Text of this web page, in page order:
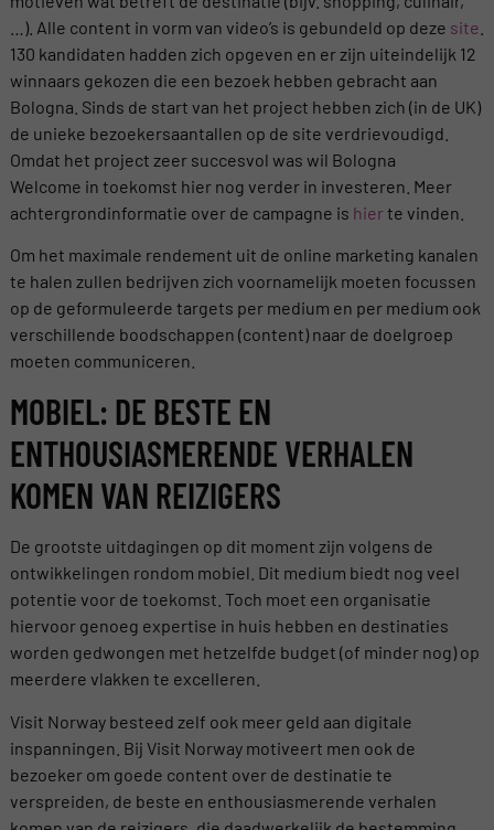
…). Alle content in vorm van video’s is gebundeld op deze site
130 kandidaten hadden zich opgeven en er zijn uiteindelijk 12
winnaars gekozen die een bezoek hebben gebracht aan
Bologna. Sinds de start van het project hebben zich (in de UK)
de unieke bezoekersaantallen op de site verdrievoudigd.
Omdat het project zeer succesvol was wil Bologna
Welcome in toekomst hier nog verder in investeren. Meer
achtergrondinformatie over de campagne is hierte vinden.
Om het maximale rendement uit de online marketing kanalen
te halen zullen bedrijven zich voornamelijk moeten focussen
op de geformuleerde targets per medium en per medium ook
verschillende boodschappen (content) naar de doelgroep
moeten communiceren.
MOBIEL: DE BESTE EN
ENTHOUSIASMERENDE VERHALEN
KOMEN VAN REIZIGERS
De grootste uitdagingen op dit moment zijn volgens de
ontwikkelingen rondom mobiel. Dit medium biedt nog veel
potentie voor de toekomst. Toch moet een organisatie
hiervoor genoeg expertise in huis hebben en destinaties
worden gedwongen met hetzelfde budget (of minder nog) op
meerdere vlakken te excelleren.
Visit Norway besteed zelf ook meer geld aan digitale
inspanningen. Bij Visit Norway motiveert men ook de
bezoeker om goede content over de destinatie te
verspreiden, de beste en enthousiasmerende verhalen